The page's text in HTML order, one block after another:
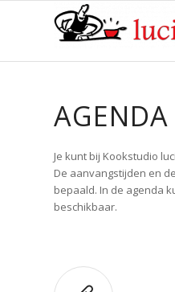
AGENDA
Je kunt bij Kookstudio
De aanvangstijden en
bepaald. In de agenda
beschikbaar.